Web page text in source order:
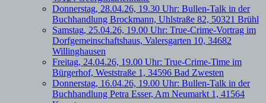
Donnerstag, 28.04.26, 19.30 Uhr: Bullen-Talk in der
Buchhandlung Brockmann, Uhlstraße 82, 50321 Brühl
Samstag, 25.04.26, 19.00 Uhr: True-Crime-Vortrag im
Dorfgemeinschaftshaus, Valersgarten 10, 34682
Willinghausen
Freitag, 24.04.26, 19.00 Uhr: True-Crime-Time im
Bürgerhof, Weststraße 1, 34596 Bad Zwesten
Donnerstag, 16.04.26, 19.00 Uhr: Bullen-Talk in der
Buchhandlung Petra Esser, Am Neumarkt 1, 41564